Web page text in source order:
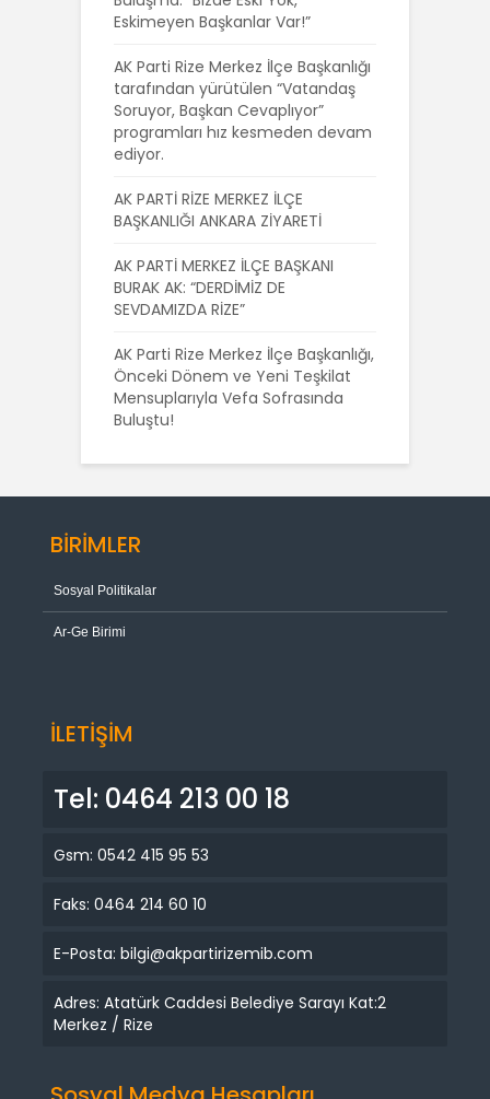
Eskimeyen Başkanlar Var!”
AK Parti Rize Merkez İlçe Başkanlığı
tarafından yürütülen “Vatandaş
Soruyor, Başkan Cevaplıyor”
programları hız kesmeden devam
ediyor.
AK PARTİ RİZE MERKEZ İLÇE
BAŞKANLIĞI ANKARA ZİYARETİ
AK PARTİ MERKEZ İLÇE BAŞKANI
BURAK AK: “DERDİMİZ DE
SEVDAMIZDA RİZE”
AK Parti Rize Merkez İlçe Başkanlığı,
Önceki Dönem ve Yeni Teşkilat
Mensuplarıyla Vefa Sofrasında
Buluştu!
BİRİMLER
Sosyal Politikalar
Ar-Ge Birimi
İLETİŞİM
Tel: 0464 213 00 18
Gsm: 0542 415 95 53
Faks: 0464 214 60 10
E-Posta: bilgi@akpartirizemib.com
Adres: Atatürk Caddesi Belediye Sarayı Kat:2
Merkez / Rize